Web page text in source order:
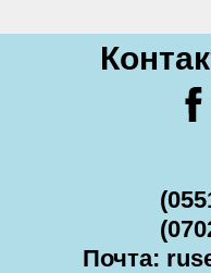
Почта: